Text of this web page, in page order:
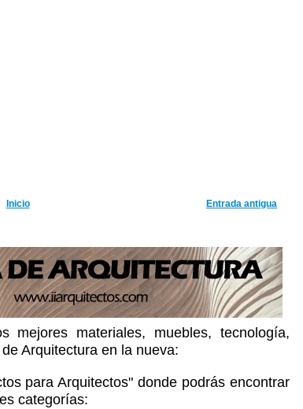
Entrada antigua
Inicio
mejores materiales, muebles, tecnología,
Arquitectura en la nueva:
para Arquitectos" donde podrás encontrar
categorías: